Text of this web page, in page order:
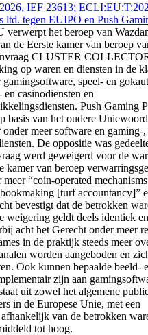
IEF 23613;
ltd. tegen EUIPO en Push
verwerpt het beroep van
de Eerste kamer van beroep
CLUSTER
op waren en diensten in de
speel- en
casinodiensten en
Push Gaming
basis van het oudere
meer software en gaming-,
De oppositie was
werd geweigerd voor de
kamer van beroep
“coin-operated
[turf accountancy]”
bevestigt dat de betrokken
weigering geldt deels identiek
acht het Gerecht onder meer
in de praktijk steeds meer
worden aangeboden en
Ook kunnen bepaalde beeld-
zijn aan
uit zowel het algemene
in de Europese Unie, met een
van de betrokken
tot hoog.